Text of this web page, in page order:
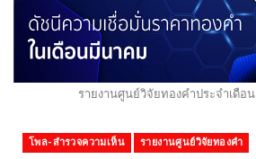
รายงานศูนย์วิจัยทองคำประจำเดือ
โพล-สำรวจความเห็น รายงานศูนย์วิจัยทองคำ